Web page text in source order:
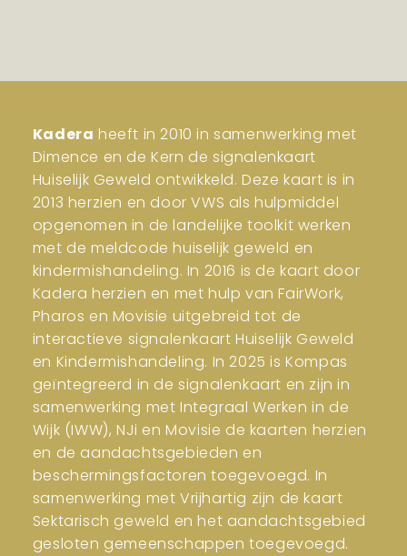
Kadera heeft in 2010 in samenwerking met
Dimence en de Kern de signalenkaart
Huiselijk Geweld ontwikkeld. Deze kaart is in
2013 herzien en door VWS als hulpmiddel
opgenomen in de landelijke toolkit werken
met de meldcode huiselijk geweld en
kindermishandeling. In 2016 is de kaart door
Kadera herzien en met hulp van FairWork,
Pharos en Movisie uitgebreid tot de
interactieve signalenkaart Huiselijk Geweld
en Kindermishandeling. In 2025 is Kompas
geïntegreerd in de signalenkaart en zijn in
samenwerking met Integraal Werken in de
Wijk (IWW), NJi en Movisie de kaarten herzien
en de aandachtsgebieden en
beschermingsfactoren toegevoegd. In
samenwerking met Vrijhartig zijn de kaart
Sektarisch geweld en het aandachtsgebied
gesloten gemeenschappen toegevoegd.